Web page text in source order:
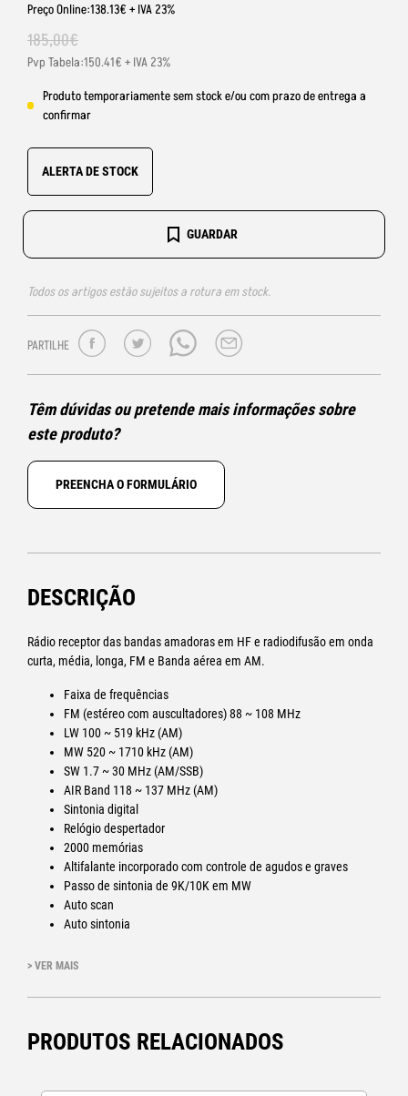
Preço Online:138.13€ + IVA 23%
185,00€
Pvp Tabela:150.41€ + IVA 23%
Produto temporariamente sem stock e/ou com prazo de entrega a
confirmar
ALERTA DE STOCK
GUARDAR
Todos os artigos estão sujeitos a rotura em stock.
PARTILHE
Têm dúvidas ou pretende mais informações sobre
este produto?
PREENCHA O FORMULÁRIO
DESCRIÇÃO
Rádio receptor das bandas amadoras em HF e radiodifusão em onda
curta, média, longa, FM e Banda aérea em AM.
Faixa de frequências
FM (estéreo com auscultadores) 88 ~ 108 MHz
LW 100 ~ 519 kHz (AM)
MW 520 ~ 1710 kHz (AM)
SW 1.7 ~ 30 MHz (AM/SSB)
AIR Band 118 ~ 137 MHz (AM)
Sintonia digital
Relógio despertador
2000 memórias
Altifalante incorporado com controle de agudos e graves
Passo de sintonia de 9K/10K em MW
Auto scan
Auto sintonia
Alimentação externa: 6 VDC, 300mA
Dimensões: 187 x 114x 33 mm
> VER MAIS
PRODUTOS RELACIONADOS